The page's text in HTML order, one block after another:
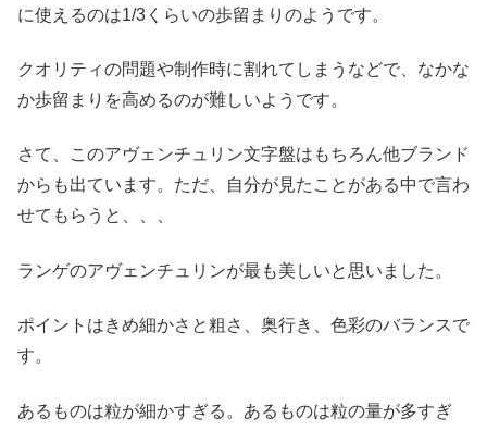
に使えるのは1/3くらいの歩留まりのようです。
クオリティの問題や制作時に割れてしまうなどで、なかな
か歩留まりを高めるのが難しいようです。
さて、このアヴェンチュリン文字盤はもちろん他ブランド
からも出ています。ただ、自分が見たことがある中で言わ
せてもらうと、、、
ランゲのアヴェンチュリンが最も美しいと思いました。
ポイントはきめ細かさと粗さ、奥行き、色彩のバランスで
す。
あるものは粒が細かすぎる。あるものは粒の量が多すぎ